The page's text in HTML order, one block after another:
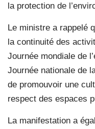
la protection de
Le ministre a rappelé
la continuité des
Journée mondiale de
Journée nationale de
de promouvoir une
respect des espaces
La manifestation a